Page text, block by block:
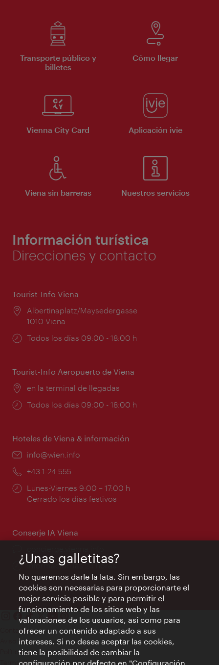
Transporte público y
billetes
Cómo llegar
Vienna City Card Aplicación ivie
Viena sin barreras Nuestros servicios
Información turística
Direcciones y contacto
Tourist-Info Viena
Lugar:
Albertinaplatz/Maysedergasse
1010 Viena
Horarios
Todos los días 09:00 - 18:00 h
Tourist-Info Aeropuerto de Viena
Lugar:
en la terminal de llegadas
Horarios
Todos los días 09:00 - 18:00 h
Hoteles de Viena & información
e-
info@wien.info
Teléfono:
+43-1-24 555
Horarios
de
Lunes-Viernes 9:00 – 17:00 h
Cerrado los días festivos
Conserje IA Viena
Información las 24 horas
Contacto
Aviso legal
Política de privacidad de datos
Terms of Use
¿Unas galletitas?
No queremos darle la lata. Sin embargo, las
cookies son necesarias para proporcionarte el
mejor servicio posible y para permitir el
funcionamiento de los sitios web y las
valoraciones de los usuarios, así como para
ofrecer un contenido adaptado a sus
intereses. Si no desea aceptar las cookies,
tiene la posibilidad de cambiar la
configuración por defecto en "Configuración